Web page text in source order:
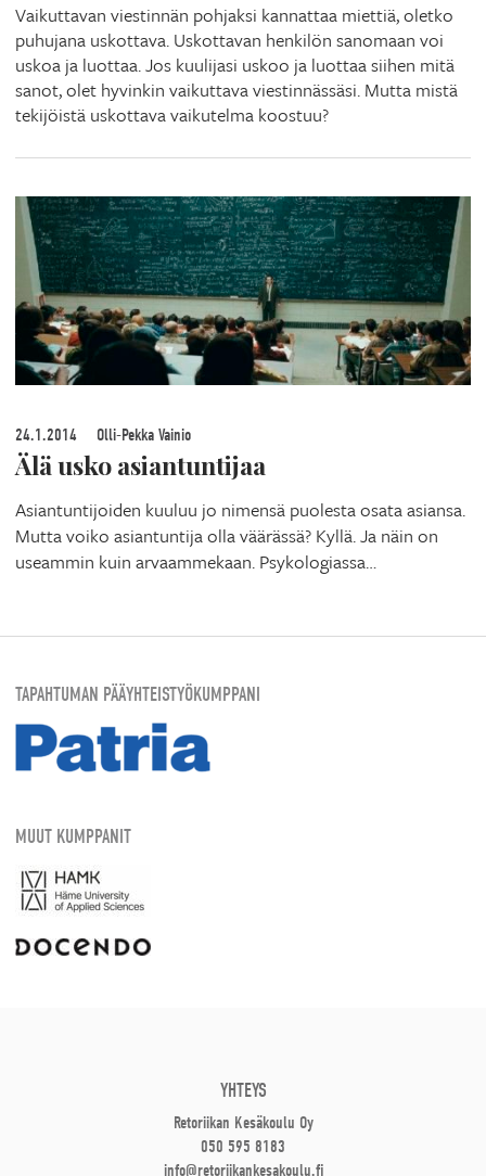
Vaikuttavan viestinnän pohjaksi kannattaa miettiä, oletko
puhujana uskottava. Uskottavan henkilön sanomaan voi
uskoa ja luottaa. Jos kuulijasi uskoo ja luottaa siihen mitä
sanot, olet hyvinkin vaikuttava viestinnässäsi. Mutta mistä
tekijöistä uskottava vaikutelma koostuu?
24.1.2014 Olli-Pekka Vainio
Älä usko asiantuntijaa
Asiantuntijoiden kuuluu jo nimensä puolesta osata asiansa.
Mutta voiko asiantuntija olla väärässä? Kyllä. Ja näin on
useammin kuin arvaammekaan. Psykologiassa…
TAPAHTUMAN PÄÄYHTEISTYÖKUMPPANI
MUUT KUMPPANIT
YHTEYS
Retoriikan Kesäkoulu Oy
050 595 8183
info@retoriikankesakoulu.fi